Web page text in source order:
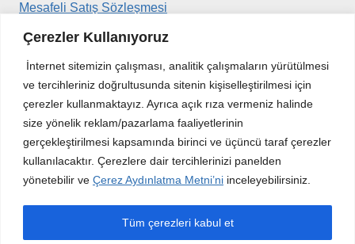
Çerezler Kullanıyoruz
İnternet sitemizin çalışması, analitik çalışmaların yürütülmesi
ve tercihleriniz doğrultusunda sitenin kişiselleştirilmesi için
çerezler kullanmaktayız. Ayrıca açık rıza vermeniz halinde
size yönelik reklam/pazarlama faaliyetlerinin
gerçekleştirilmesi kapsamında birinci ve üçüncü taraf çerezler
kullanılacaktır. Çerezlere dair tercihlerinizi panelden
yönetebilir ve Çerez Aydınlatma Metni’ni inceleyebilirsiniz.
Tüm çerezleri kabul et
Mesafeli Satış Sözleşmesi
İLETIŞIM
Kirazlıdere Mahallesi
Sancak Sokak No:30/1
Çekmeköy / istanbul
info@hepsimekanik.com